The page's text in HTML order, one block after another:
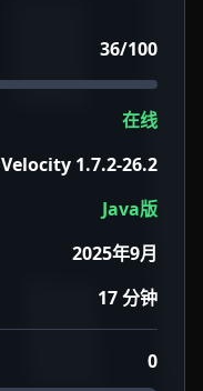
36/100
在线
Velocity 1.7.2-26.2
Java版
2025年9月
17 分钟
0